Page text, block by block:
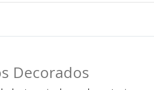
Decorados